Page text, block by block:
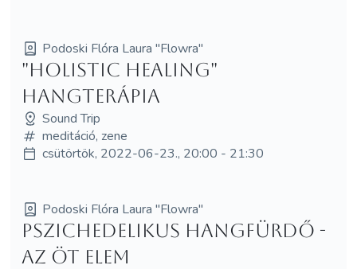
Podoski Flóra Laura "Flowra"
"Holistic Healing"
hangterápia
Sound Trip
meditáció, zene
csütörtök, 2022-06-23., 20:00 - 21:30
Podoski Flóra Laura "Flowra"
Pszichedelikus Hangfürdő -
Az Öt Elem